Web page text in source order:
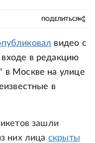
ПОДЕЛИТЬСЯ
видео с
в редакцию
в Москве на улице
в
зашли
них лица скрыты